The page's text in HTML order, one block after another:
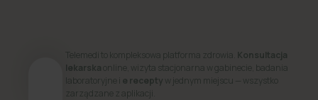
Telemedi to kompleksowa platforma zdrowia. Konsultacja
lekarskaonline, wizyta stacjonarna w gabinecie, badania
laboratoryjne i e recepty w jednym miejscu — wszystko
zarządzane z aplikacji.